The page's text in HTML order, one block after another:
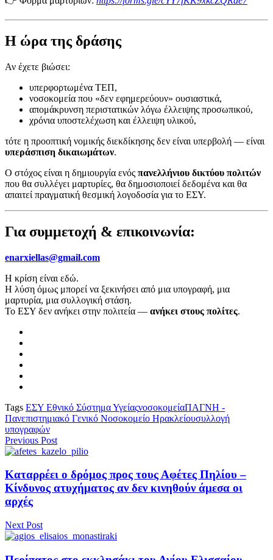
Η ώρα της δράσης
Αν έχετε βιώσει:
υπερφορτωμένα ΤΕΠ,
νοσοκομεία που «δεν εφημερεύουν» ουσιαστικά,
απομάκρυνση περιστατικών λόγω έλλειψης προσωπικού,
χρόνια υποστελέχωση και έλλειψη υλικού,
τότε η προοπτική νομικής διεκδίκησης δεν είναι υπερβολή — είναι
υπεράσπιση δικαιωμάτων.
Ο στόχος είναι η δημιουργία ενός πανελλήνιου δικτύου πολιτών
που θα συλλέγει μαρτυρίες, θα δημοσιοποιεί δεδομένα και θα
απαιτεί πραγματική θεσμική λογοδοσία για το ΕΣΥ.
Για συμμετοχή & επικοινωνία:
enarxiellas@gmail.com
Η κρίση είναι εδώ.
Η λύση όμως μπορεί να ξεκινήσει από μια υπογραφή, μια
μαρτυρία, μια συλλογική στάση.
Το ΕΣΥ δεν ανήκει στην πολιτεία — ανήκει στους πολίτες.
Tags ΕΣΥ Εθνικό Σύστημα ΥγείαςνοσοκομείαΠΑΓΝΗ -
Πανεπιστημιακό Γενικό Νοσοκομείο Ηρακλείουσυλλογή
υπογραφών
Previous Post
Καταρρέει ο δρόμος προς τους Αφέτες Πηλίου –
Κίνδυνος ατυχήματος αν δεν κινηθούν άμεσα οι
αρχές
Next Post